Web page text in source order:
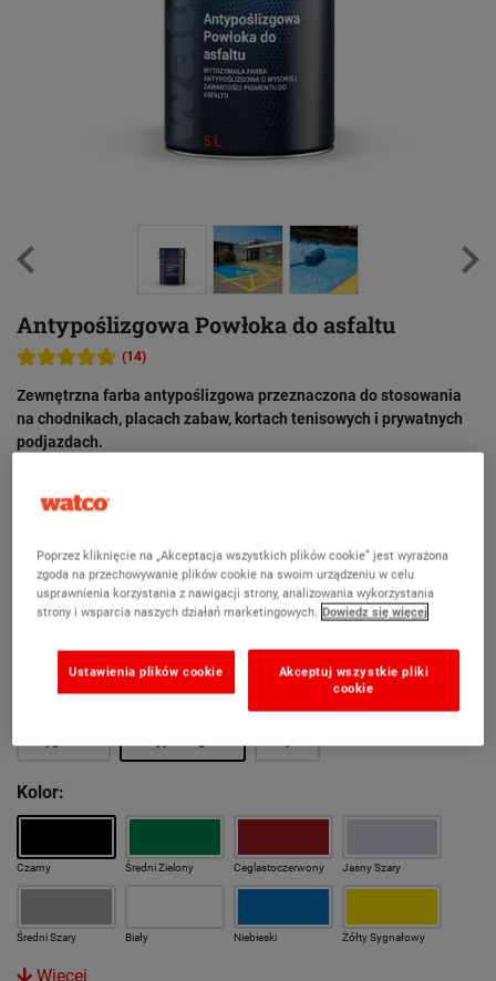
Antypoślizgowa Powłoka do asfaltu
(14)
Zewnętrzna farba antypoślizgowa przeznaczona do stosowania
na chodnikach, placach zabaw, kortach tenisowych i prywatnych
podjazdach.
pieszym
Wyznaczanie stref zagrożenia i chodników
Wystarczy jedna warstwa, aby nadać kolor i zapewnić
ochronę
Wersja:
Kolor:
Czarny Średni Zielony Ceglastoczerwony Jasny Szary
Średni Szary Biały Niebieski Żółty Sygnałowy
Więcej
Poprzez kliknięcie na „Akceptacja wszystkich plików cookie” jest wyrażona
zgoda na przechowywanie plików cookie na swoim urządzeniu w celu
usprawnienia korzystania z nawigacji strony, analizowania wykorzystania
strony i wsparcia naszych działań marketingowych. Dowiedz się więcej
Akceptuj wszystkie pliki
cookie
Ustawienia plików cookie